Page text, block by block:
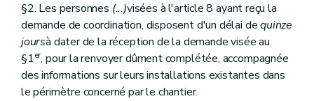
§2. Les personnes (...)visées à l'article 8 ayant reçu la
demande de coordination, disposent d'un délai dequinze
joursà dater de la réception de la demande visée au
§1er, pour la renvoyer dûment complétée, accompagnée
des informations sur leurs installations existantes dans
le périmètre concerné par le chantier.